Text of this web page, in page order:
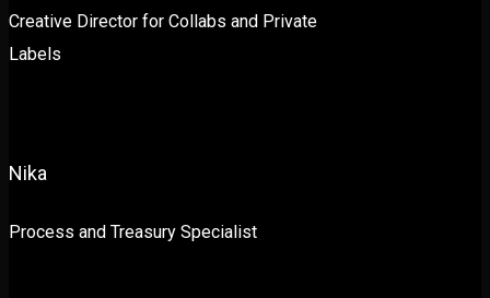
Creative Director for Collabs and Private
Labels
Nika
Process and Treasury Specialist